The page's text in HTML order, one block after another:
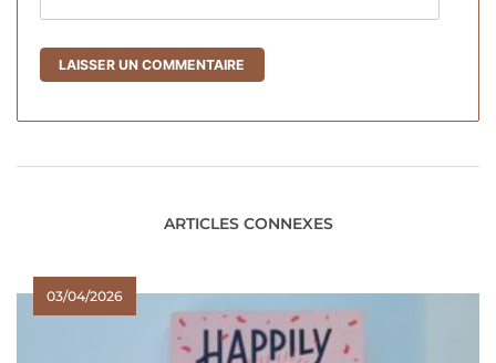
ARTICLES CONNEXES
03/04/2026